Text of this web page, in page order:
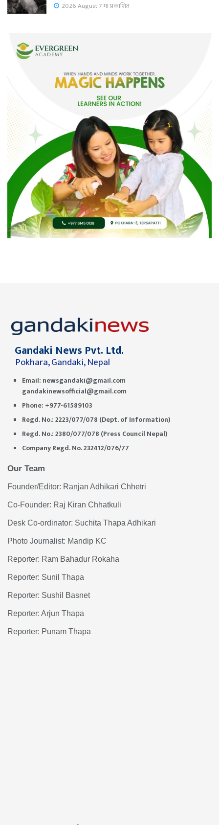
2026 August 7 मा प्रकाशित
Gandaki News Pvt. Ltd.
Pokhara, Gandaki, Nepal
Email: newsgandaki@gmail.com
gandakinewsofficial@gmail.com
Phone: +977-61589103
Regd. No.: 2223/077/078 (Dept. of Information)
Regd. No.: 2380/077/078 (Press Council Nepal)
Company Regd. No. 232412/076/77
Our Team
Founder/Editor: Ranjan Adhikari Chhetri
Co-Founder: Raj Kiran Chhatkuli
Desk Co-ordinator: Suchita Thapa Adhikari
Photo Journalist: Mandip KC
Reporter: Ram Bahadur Rokaha
Reporter: Sunil Thapa
Reporter: Sushil Basnet
Reporter: Arjun Thapa
Reporter: Punam Thapa